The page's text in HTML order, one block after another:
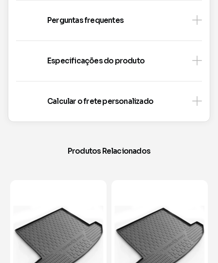
Perguntas frequentes
Especificações do produto
Calcular o frete personalizado
Produtos Relacionados